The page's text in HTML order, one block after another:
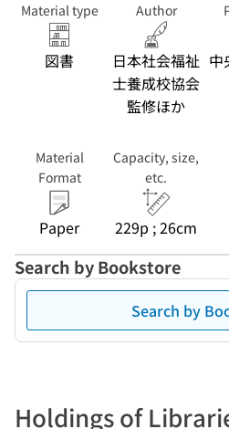
Material type
図書
Author
日本社会福祉
士養成校協会
監修ほか
中
Material
Format
Paper
Capacity, size,
etc.
229p ; 26cm
Search by Bookstore
Search by
Holdings of